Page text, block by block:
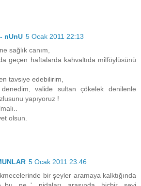
nUnU 5 Ocak 2011 22:13
sağlık canım,
geçen haftalarda kahvaltıda milföylüsünü
tavsiye edebilirim,
valide sultan çökelek denilenle
yapıyoruz !
olsun.
5 Ocak 2011 23:46
bir şeyler aramaya kalktığında